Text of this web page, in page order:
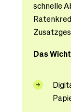
schnelle
Das